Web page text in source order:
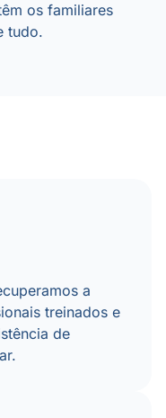
os familiares
tudo.
a
treinados e
de